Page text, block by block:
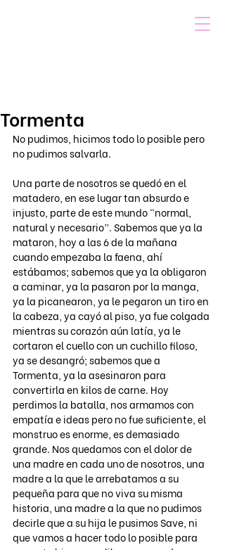
Tormenta
No pudimos, hicimos todo lo posible pero
no pudimos salvarla.
Una parte de nosotros se quedó en el
matadero, en ese lugar tan absurdo e
injusto, parte de este mundo “normal,
natural y necesario”. Sabemos que ya la
mataron, hoy a las 6 de la mañana
cuando empezaba la faena, ahí
estábamos; sabemos que ya la obligaron
a caminar, ya la pasaron por la manga,
ya la picanearon, ya le pegaron un tiro en
la cabeza, ya cayó al piso, ya fue colgada
mientras su corazón aún latía, ya le
cortaron el cuello con un cuchillo filoso,
ya se desangró; sabemos que a
Tormenta, ya la asesinaron para
convertirla en kilos de carne. Hoy
perdimos la batalla, nos armamos con
empatía e ideas pero no fue suficiente, el
monstruo es enorme, es demasiado
grande. Nos quedamos con el dolor de
una madre en cada uno de nosotros, una
madre a la que le arrebatamos a su
pequeña para que no viva su misma
historia, una madre a la que no pudimos
decirle que a su hija le pusimos Save, ni
que vamos a hacer todo lo posible para